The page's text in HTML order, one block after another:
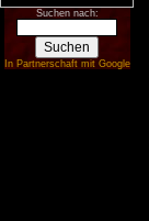
Suchen nach:
In Partnerschaft mit Google